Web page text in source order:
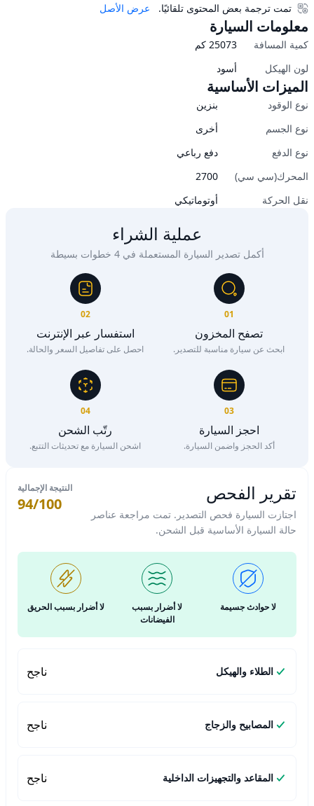
عرض الأصل
تمت ترجمة بعض المحتوى تلقائيًا.
معلومات السيارة
كمية المسافة 25073 كم
لون الهيكل
أسود
الميزات الأساسية
نوع الوقود
بنزين
نوع الجسم
أخرى
نوع الدفع
دفع رباعي
المحرك(سي سي)
2700
نقل الحركة
أوتوماتيكي
عملية الشراء
أكمل تصدير السيارة المستعملة في 4 خطوات بسيطة
01
تصفح المخزون
ابحث عن سيارة مناسبة للتصدير.
02
استفسار عبر الإنترنت
احصل على تفاصيل السعر والحالة.
03
احجز السيارة
أكد الحجز واضمن السيارة.
04
رتّب الشحن
اشحن السيارة مع تحديثات التتبع.
تقرير الفحص
اجتازت السيارة فحص التصدير. تمت مراجعة عناصر
حالة السيارة الأساسية قبل الشحن.
النتيجة الإجمالية
94/100
لا حوادث جسيمة
لا أضرار بسبب
الفيضانات
لا أضرار بسبب الحريق
الطلاء والهيكل ناجح
المصابيح والزجاج ناجح
المقاعد والتجهيزات الداخلية ناجح